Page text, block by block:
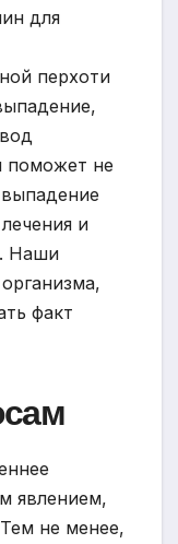
для
перхоти
поможет не
и
Наши
факт
явлением,
не менее,